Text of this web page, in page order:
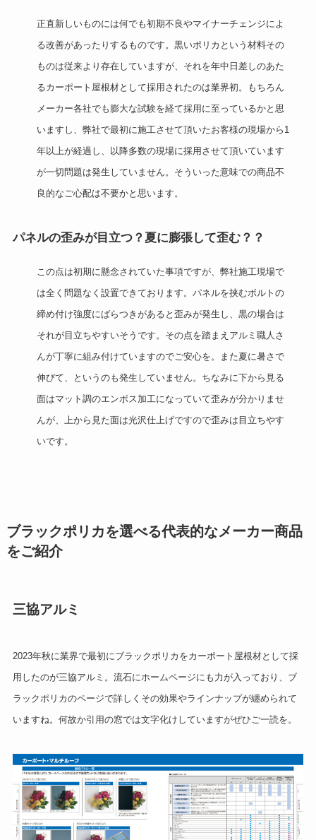
正直新しいものには何でも初期不良やマイナーチェンジによ
る改善があったりするものです。黒いポリカという材料その
ものは従来より存在していますが、それを年中日差しのあた
るカーポート屋根材として採用されたのは業界初。もちろん
メーカー各社でも膨大な試験を経て採用に至っているかと思
いますし、弊社で最初に施工させて頂いたお客様の現場から1
年以上が経過し、以降多数の現場に採用させて頂いています
が一切問題は発生していません。そういった意味での商品不
良的なご心配は不要かと思います。
パネルの歪みが目立つ？夏に膨張して歪む？？
この点は初期に懸念されていた事項ですが、弊社施工現場で
は全く問題なく設置できております。パネルを挟むボルトの
締め付け強度にばらつきがあると歪みが発生し、黒の場合は
それが目立ちやすいそうです。その点を踏まえアルミ職人さ
んが丁寧に組み付けていますのでご安心を。また夏に暑さで
伸びて、というのも発生していません。ちなみに下から見る
面はマット調のエンボス加工になっていて歪みが分かりませ
んが、上から見た面は光沢仕上げですので歪みは目立ちやす
いです。
ブラックポリカを選べる代表的なメーカー商品
をご紹介
三協アルミ
2023年秋に業界で最初にブラックポリカをカーポート屋根材として採
用したのが三協アルミ。流石にホームページにも力が入っており、ブ
ラックポリカのページで詳しくその効果やラインナップが纏められて
いますね。何故か引用の窓では文字化けしていますがぜひご一読を。